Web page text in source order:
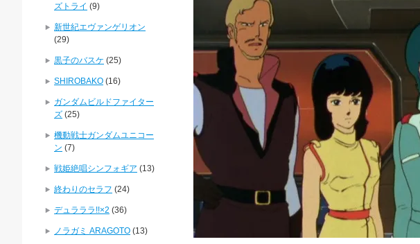
ズトライ (9)
新世紀エヴァンゲリオン
(29)
黒子のバスケ (25)
SHIROBAKO (16)
ガンダムビルドファイター
ズ (25)
機動戦士ガンダムユニコー
ン (7)
戦姫絶唱シンフォギア (13)
終わりのセラフ (24)
デュラララ!!×2 (36)
ノラガミ ARAGOTO (13)